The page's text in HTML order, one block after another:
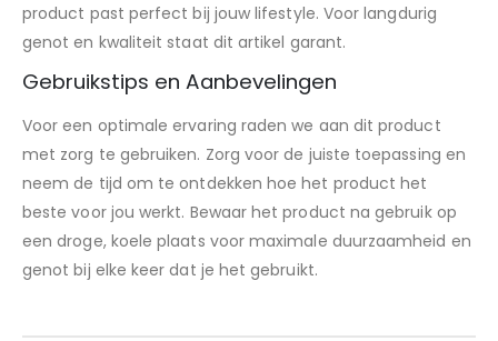
product past perfect bij jouw lifestyle. Voor langdurig
genot en kwaliteit staat dit artikel garant.
Gebruikstips en Aanbevelingen
Voor een optimale ervaring raden we aan dit product
met zorg te gebruiken. Zorg voor de juiste toepassing en
neem de tijd om te ontdekken hoe het product het
beste voor jou werkt. Bewaar het product na gebruik op
een droge, koele plaats voor maximale duurzaamheid en
genot bij elke keer dat je het gebruikt.